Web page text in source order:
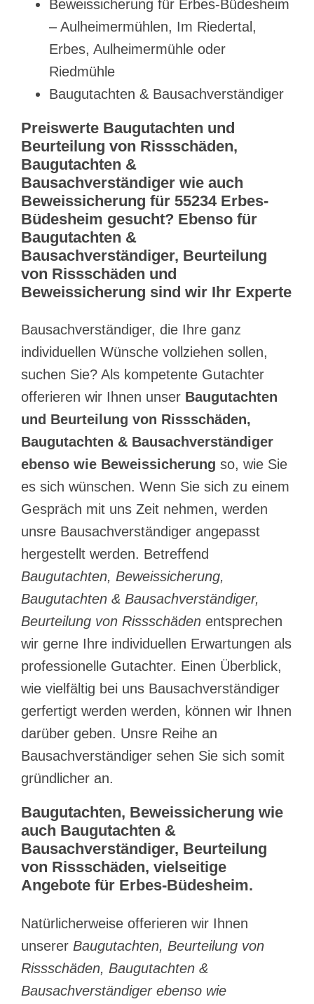
Beweissicherung für Erbes-Büdesheim
– Aulheimermühlen, Im Riedertal,
Erbes, Aulheimermühle oder
Riedmühle
Baugutachten & Bausachverständiger
Preiswerte Baugutachten und
Beurteilung von Rissschäden,
Baugutachten &
Bausachverständiger wie auch
Beweissicherung für 55234 Erbes-
Büdesheim gesucht? Ebenso für
Baugutachten &
Bausachverständiger, Beurteilung
von Rissschäden und
Beweissicherung sind wir Ihr Experte
Bausachverständiger, die Ihre ganz
individuellen Wünsche vollziehen sollen,
suchen Sie? Als kompetente Gutachter
offerieren wir Ihnen unser Baugutachten
und Beurteilung von Rissschäden,
Baugutachten & Bausachverständiger
ebenso wie Beweissicherung so, wie Sie
es sich wünschen. Wenn Sie sich zu einem
Gespräch mit uns Zeit nehmen, werden
unsre Bausachverständiger angepasst
hergestellt werden. Betreffend
Baugutachten, Beweissicherung,
Baugutachten & Bausachverständiger,
Beurteilung von Rissschäden entsprechen
wir gerne Ihre individuellen Erwartungen als
professionelle Gutachter. Einen Überblick,
wie vielfältig bei uns Bausachverständiger
gerfertigt werden werden, können wir Ihnen
darüber geben. Unsre Reihe an
Bausachverständiger sehen Sie sich somit
gründlicher an.
Baugutachten, Beweissicherung wie
auch Baugutachten &
Bausachverständiger, Beurteilung
von Rissschäden, vielseitige
Angebote für Erbes-Büdesheim.
Natürlicherweise offerieren wir Ihnen
unserer Baugutachten, Beurteilung von
Rissschäden, Baugutachten &
Bausachverständiger ebenso wie